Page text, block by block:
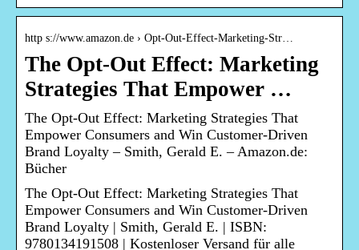
http s://www.amazon.de › Opt-Out-Effect-Marketing-Str…
The Opt-Out Effect: Marketing
Strategies That Empower …
The Opt-Out Effect: Marketing Strategies That
Empower Consumers and Win Customer-Driven
Brand Loyalty – Smith, Gerald E. – Amazon.de:
Bücher
The Opt-Out Effect: Marketing Strategies That
Empower Consumers and Win Customer-Driven
Brand Loyalty | Smith, Gerald E. | ISBN:
9780134191508 | Kostenloser Versand für alle